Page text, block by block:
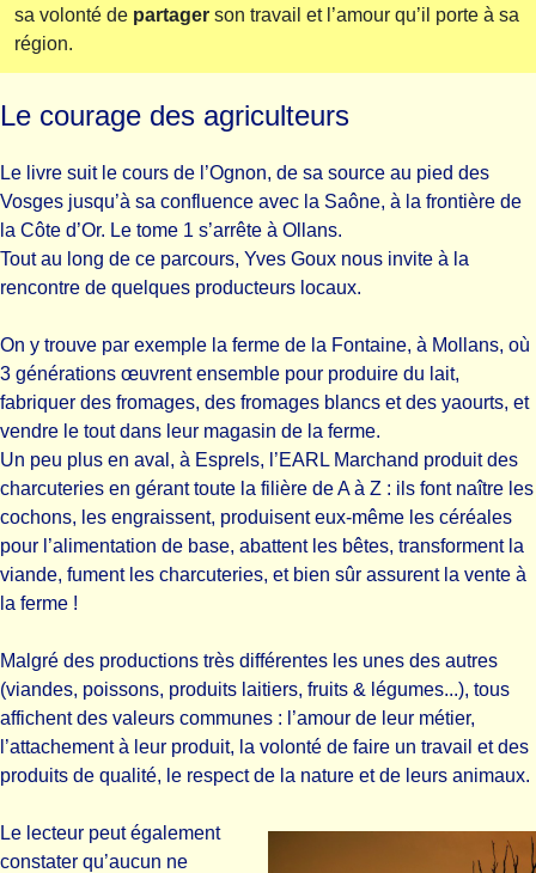
sa volonté de partager son travail et l’amour qu’il porte à sa
région.
Le courage des agriculteurs
Le livre suit le cours de l’Ognon, de sa source au pied des
Vosges jusqu’à sa confluence avec la Saône, à la frontière de
la Côte d’Or. Le tome 1 s’arrête à Ollans.
Tout au long de ce parcours, Yves Goux nous invite à la
rencontre de quelques producteurs locaux.
On y trouve par exemple la ferme de la Fontaine, à Mollans, où
3 générations œuvrent ensemble pour produire du lait,
fabriquer des fromages, des fromages blancs et des yaourts, et
vendre le tout dans leur magasin de la ferme.
Un peu plus en aval, à Esprels, l’EARL Marchand produit des
charcuteries en gérant toute la filière de A à Z : ils font naître les
cochons, les engraissent, produisent eux-même les céréales
pour l’alimentation de base, abattent les bêtes, transforment la
viande, fument les charcuteries, et bien sûr assurent la vente à
la ferme !
Malgré des productions très différentes les unes des autres
(viandes, poissons, produits laitiers, fruits & légumes...), tous
affichent des valeurs communes : l’amour de leur métier,
l’attachement à leur produit, la volonté de faire un travail et des
produits de qualité, le respect de la nature et de leurs animaux.
Le lecteur peut également
constater qu’aucun ne